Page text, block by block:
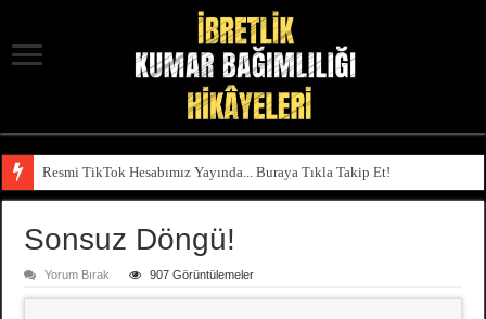
Resmi TikTok Hesabımız Yayında... Buraya Tıkla Takip Et!
Sonsuz Döngü!
Yorum Bırak 907 Görüntülemeler